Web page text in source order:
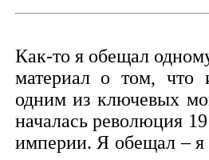
Как-то я обещал
материал о том,
одним из ключевых
началась революция
империи. Я обещал – я